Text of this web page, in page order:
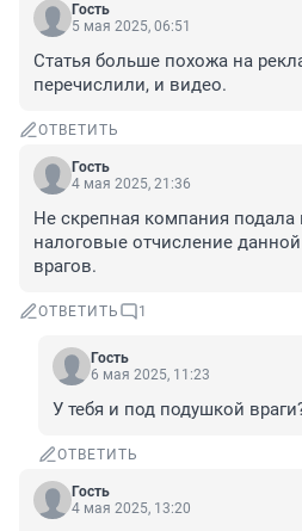
Гость
5 мая 2025, 06:51
Статья больше похожа на
перечислили, и видео.
ОТВЕТИТЬ
Гость
4 мая 2025, 21:36
Не скрепная компания подала
налоговые отчисление
врагов.
ОТВЕТИТЬ 1
Гость
6 мая 2025, 11:23
У тебя и под подушкой
ОТВЕТИТЬ
Гость
4 мая 2025, 13:20